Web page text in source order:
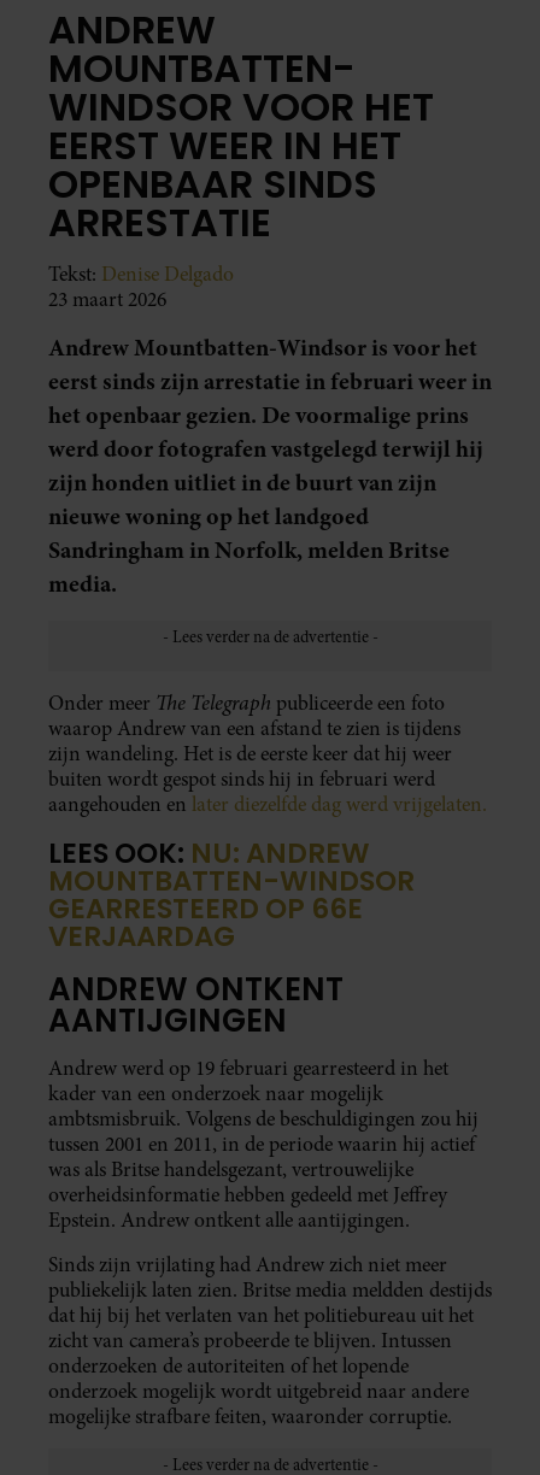
ANDREW
MOUNTBATTEN-
WINDSOR VOOR HET
EERST WEER IN HET
OPENBAAR SINDS
ARRESTATIE
Tekst: Denise Delgado
23 maart 2026
Andrew Mountbatten-Windsor is voor het
eerst sinds zijn arrestatie in februari weer in
het openbaar gezien. De voormalige prins
werd door fotografen vastgelegd terwijl hij
zijn honden uitliet in de buurt van zijn
nieuwe woning op het landgoed
Sandringham in Norfolk, melden Britse
media.
Onder meer The Telegraph publiceerde een foto
waarop Andrew van een afstand te zien is tijdens
zijn wandeling. Het is de eerste keer dat hij weer
buiten wordt gespot sinds hij in februari werd
aangehouden en later diezelfde dag werd vrijgelaten.
LEES OOK: NU: ANDREW
MOUNTBATTEN-WINDSOR
GEARRESTEERD OP 66E
VERJAARDAG
ANDREW ONTKENT
AANTIJGINGEN
Andrew werd op 19 februari gearresteerd in het
kader van een onderzoek naar mogelijk
ambtsmisbruik. Volgens de beschuldigingen zou hij
tussen 2001 en 2011, in de periode waarin hij actief
was als Britse handelsgezant, vertrouwelijke
overheidsinformatie hebben gedeeld met Jeffrey
Epstein. Andrew ontkent alle aantijgingen.
Sinds zijn vrijlating had Andrew zich niet meer
publiekelijk laten zien. Britse media meldden destijds
dat hij bij het verlaten van het politiebureau uit het
zicht van camera’s probeerde te blijven. Intussen
onderzoeken de autoriteiten of het lopende
onderzoek mogelijk wordt uitgebreid naar andere
mogelijke strafbare feiten, waaronder corruptie.